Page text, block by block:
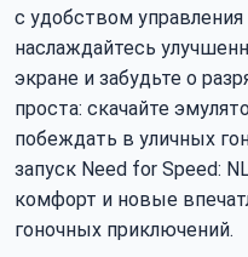
с удобством
наслаждайтесь
экране и забудьте о
проста: скачайте
побеждать в уличных
запуск Need for Speed:
комфорт и новые
гоночных приключений.